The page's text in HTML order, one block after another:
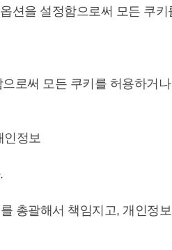
을 설정함으로써 모든 쿠
로써 모든 쿠키를 허용하거
인정보
총괄해서 책임지고, 개인정